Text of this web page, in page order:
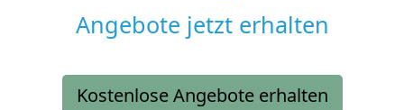
Angebote jetzt erhalten
Kostenlose Angebote erhalten